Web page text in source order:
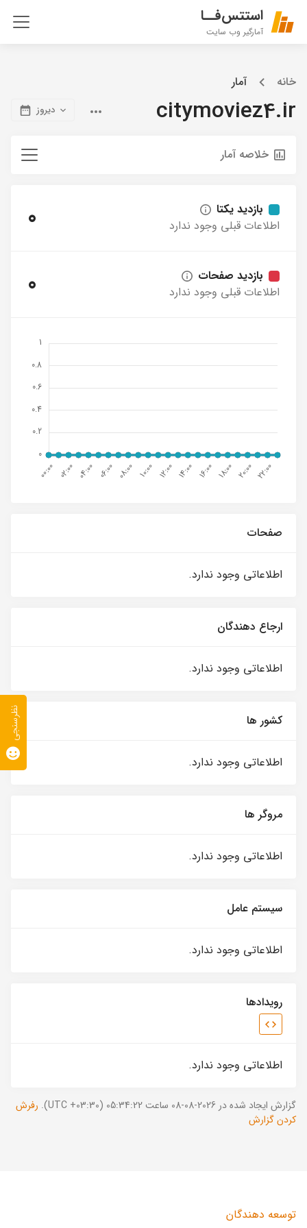
استتس‌فــا
آمارگیر وب سایت
خانه آمار
citymoviez4.ir دیروز
خلاصه آمار
بازدید یکتا
اطلاعات قبلی وجود ندارد
0
بازدید صفحات
اطلاعات قبلی وجود ندارد
0
صفحات
اطلاعاتی وجود ندارد.
ارجاع دهندگان
اطلاعاتی وجود ندارد.
کشور ها
اطلاعاتی وجود ندارد.
مروگر ها
اطلاعاتی وجود ندارد.
سیستم عامل
اطلاعاتی وجود ندارد.
رویدادها
اطلاعاتی وجود ندارد.
گزارش ایجاد شده در 2026-08-08 ساعت 05:34:22 (UTC +03:30).
رفرش
کردن گزارش
توسعه دهندگان
نظرسنجی